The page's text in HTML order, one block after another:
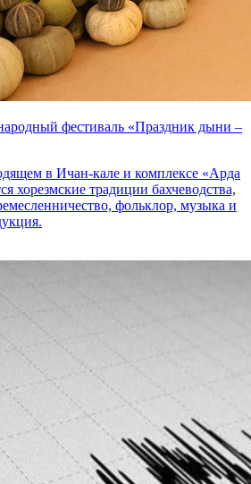
фестиваль «Праздник дыни –
в Ичан-кале и комплексе «Арда
хорезмские традиции бахчеводства,
фольклор, музыка и